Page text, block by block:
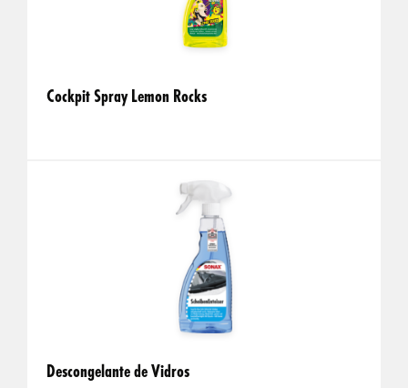
Cockpit Spray Lemon Rocks
Descongelante de Vidros